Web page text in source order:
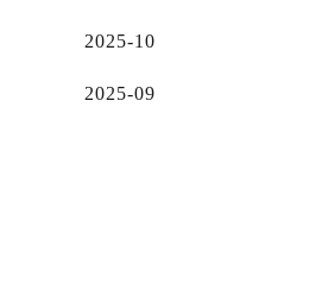
2025-10
2025-09